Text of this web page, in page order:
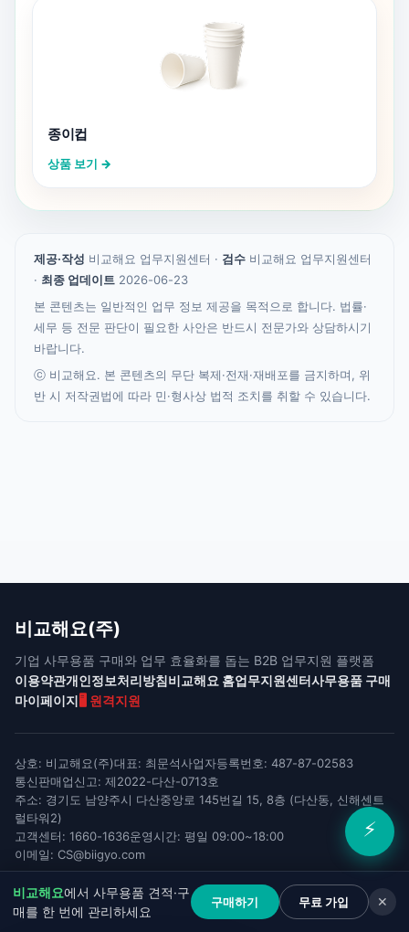
종이컵
상품 보기 →
제공·작성 비교해요 업무지원센터 · 검수 비교해요 업무지원센터
· 최종 업데이트 2026-06-23
본 콘텐츠는 일반적인 업무 정보 제공을 목적으로 합니다. 법률·
세무 등 전문 판단이 필요한 사안은 반드시 전문가와 상담하시기
바랍니다.
ⓒ 비교해요. 본 콘텐츠의 무단 복제·전재·재배포를 금지하며, 위
반 시 저작권법에 따라 민·형사상 법적 조치를 취할 수 있습니다.
비교해요에서 사무용품 견적·구
매를 한 번에 관리하세요
구매하기 무료 가입 ✕
⚡
비교해요(주)
기업 사무용품 구매와 업무 효율화를 돕는 B2B 업무지원 플랫폼
이용약관개인정보처리방침비교해요 홈업무지원센터사무용품 구매
마이페이지🖥️ 원격지원
상호: 비교해요(주)대표: 최문석사업자등록번호: 487-87-02583
통신판매업신고: 제2022-다산-0713호
주소: 경기도 남양주시 다산중앙로 145번길 15, 8층 (다산동, 신해센트
럴타워2)
고객센터: 1660-1636운영시간: 평일 09:00~18:00
이메일: CS@biigyo.com
COPYRIGHT (C) 2022 BIGYO All RIGHT RESERVED.